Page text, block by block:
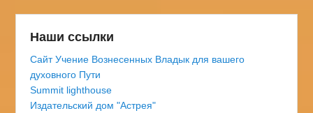
Наши ссылки
Сайт Учение Вознесенных Владык для вашего
духовного Пути
Summit lighthouse
Издательский дом "Астрея"